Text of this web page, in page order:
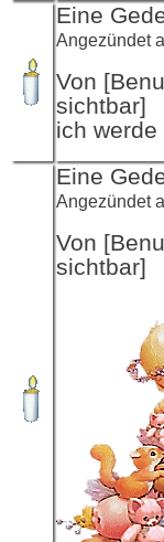
Eine
Angezündet
Von
sichtbar]
ich
Eine
Angezündet
Von
sichtbar]